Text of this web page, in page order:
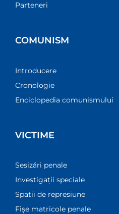
Parteneri
COMUNISM
Introducere
Cronologie
Enciclopedia comunismului
VICTIME
Sesizări penale
Investigații speciale
Spații de represiune
Fișe matricole penale